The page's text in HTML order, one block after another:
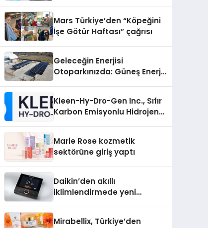
Mars Türkiye’den “Köpeğini
İşe Götür Haftası” çağrısı
Geleceğin Enerjisi
Otoparkınızda: Güneş Enerjili
Kleen-Hy-Dro-Gen Inc., Sıfır
Karbon Emisyonlu Hidrojen
Aldı
Marie Rose kozmetik
sektörüne giriş yaptı
Daikin’den akıllı
iklimlendirmede yeni
Mirabellix, Türkiye’den